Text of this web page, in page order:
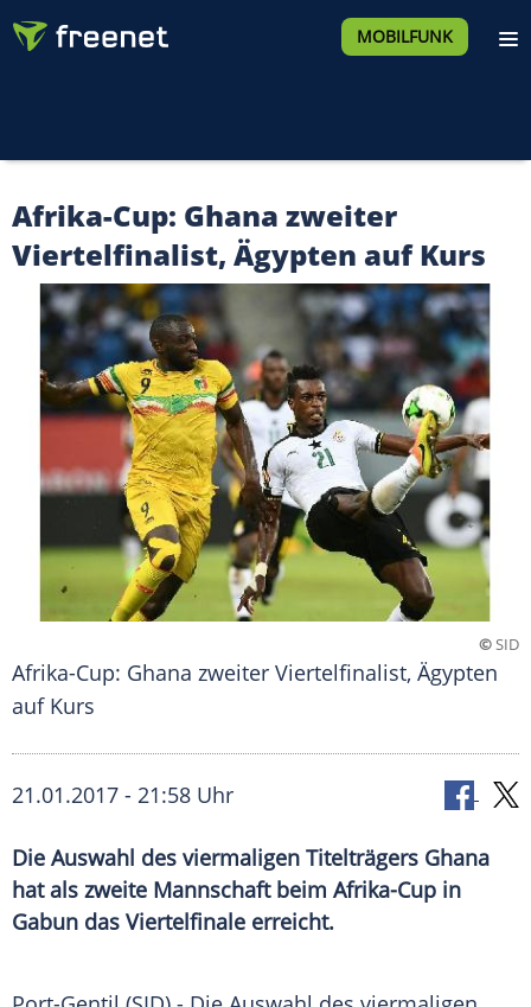
MOBILFUNK
Afrika-Cup: Ghana zweiter
Viertelfinalist, Ägypten auf Kurs
©SID
Afrika-Cup: Ghana zweiter Viertelfinalist, Ägypten
auf Kurs
21.01.2017 - 21:58 Uhr
Die Auswahl des viermaligen Titelträgers Ghana
hat als zweite Mannschaft beim Afrika-Cup in
Gabun das Viertelfinale erreicht.